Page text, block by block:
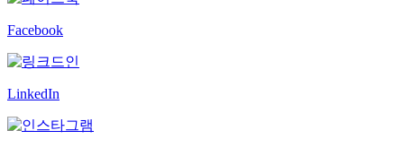
Facebook
LinkedIn